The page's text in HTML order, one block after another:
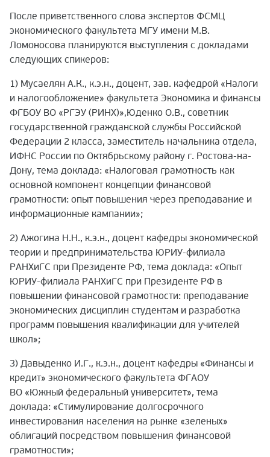
После приветственного слова экспертов ФСМЦ
экономического факультета МГУ имени М.В.
Ломоносова планируются выступления с докладами
следующих спикеров:
1) Мусаелян А.К., к.э.н., доцент, зав. кафедрой «Налоги
и налогообложение» факультета Экономика и финансы
ФГБОУ ВО «РГЭУ (РИНХ)»,Юденко О.В., советник
государственной гражданской службы Российской
Федерации 2 класса, заместитель начальника отдела,
ИФНС России по Октябрьскому району г. Ростова-на-
Дону, тема доклада: «Налоговая грамотность как
основной компонент концепции финансовой
грамотности: опыт повышения через преподавание и
информационные кампании»;
2) Ажогина Н.Н., к.э.н., доцент кафедры экономической
теории и предпринимательства ЮРИУ-филиала
РАНХиГС при Президенте РФ, тема доклада: «Опыт
ЮРИУ-филиала РАНХиГС при Президенте РФ в
повышении финансовой грамотности: преподавание
экономических дисциплин студентам и разработка
программ повышения квалификации для учителей
школ»;
3) Давыденко И.Г., к.э.н., доцент кафедры «Финансы и
кредит» экономического факультета ФГАОУ
ВО «Южный федеральный университет», тема
доклада: «Стимулирование долгосрочного
инвестирования населения на рынке «зеленых»
облигаций посредством повышения финансовой
грамотности»;